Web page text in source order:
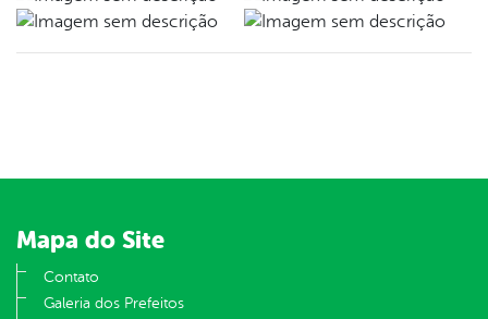
Mapa do Site
Contato
Galeria dos Prefeitos